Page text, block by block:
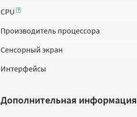
CPU
Производитель процессора
Сенсорный экран
Интерфейсы
Дополнительная информация